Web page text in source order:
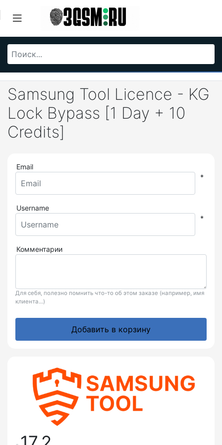
Samsung Tool Licence - KG
Lock Bypass [1 Day + 10
Credits]
Email
*
Username
*
Комментарии
Для себя, полезно помнить что-то об этом заказе (например, имя
клиента...)
Добавить в корзину